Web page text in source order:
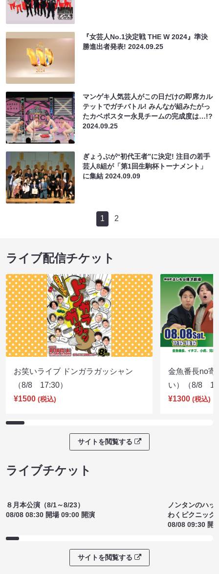
『女芸人No.1決定戦 THE W 2024』準決
勝進出者発表!2024.09.25
マンゲキ人気芸人がこの日だけの即席カル
テットでガチバトル! みんなが組みたがっ
たカベポスター永見チームの完成度は…!?
2024.09.25
ぎょうぶが“初代王者”に決定! 注目の若手
芸人8組が「第1回生駒杯トーナメント」
に集結2024.09.09
1 2
ライブ配信チケット
お笑いライブ ドンガラガッシャン
（8/8 17:30）
¥1500 (税込)
金魚番長no寄
い）（8/8
¥1300 (税込)
サイトを閲覧する
ライブチケット
８月本公演（8/1～8/23）
08/08 08:30 開場 09:00 開演
ノンタンのハッ
わくピクニック
08/08 09:30 開
サイトを閲覧する